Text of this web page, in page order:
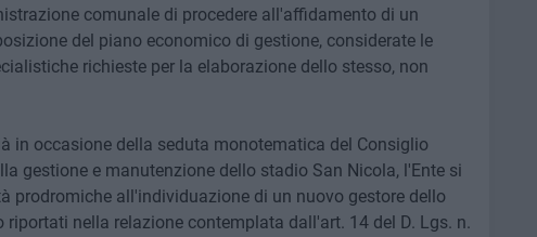
comunale di procedere all'affidamento di un
del piano economico di gestione, considerate le
richieste per la elaborazione dello stesso, non
in occasione della seduta monotematica del Consiglio
gestione e manutenzione dello stadio San Nicola, l'Ente si
prodromiche all'individuazione di un nuovo gestore dello
nella relazione contemplata dall'art. 14 del D. Lgs. n.